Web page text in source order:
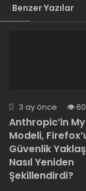
Benzer Yazılar
3 ay önce
Anthropic’in
Modeli,
Güvenlik
Nasıl Yeniden
Şekillendirdi?